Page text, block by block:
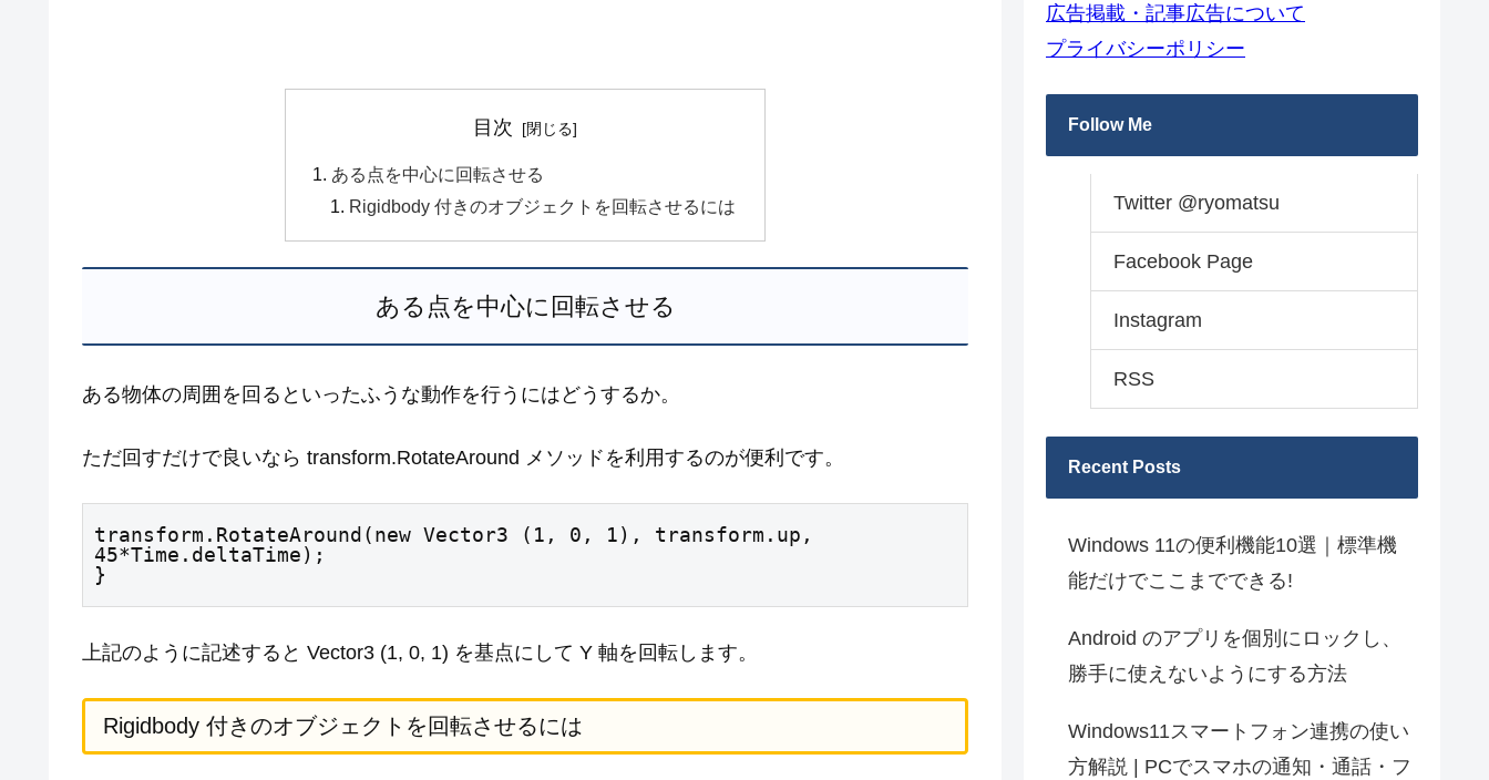
目次
ある点を中心に回転させる
Rigidbody 付きのオブジェクトを回転させるには
ある点を中心に回転させる
ある物体の周囲を回るといったふうな動作を行うにはどうするか。
ただ回すだけで良いなら transform.RotateAround メソッドを利用するのが便利です。
transform.RotateAround(new Vector3 (1, 0, 1), transform.up,
45*Time.deltaTime);
}
上記のように記述すると Vector3 (1, 0, 1) を基点にして Y 軸を回転します。
Rigidbody 付きのオブジェクトを回転させるには
広告掲載・記事広告について
プライバシーポリシー
Follow Me
Twitter @ryomatsu
Facebook Page
Instagram
RSS
Recent Posts
Windows 11の便利機能10選｜標準機
能だけでここまでできる!
Android のアプリを個別にロックし、
勝手に使えないようにする方法
Windows11スマートフォン連携の使い
方解説 | PCでスマホの通知・通話・フ